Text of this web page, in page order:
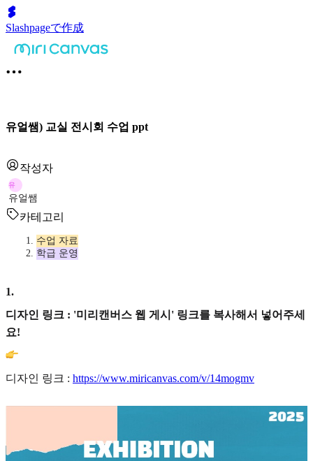
Slashpageで作成
유얼쌤) 교실 전시회 수업 ppt
작성자
유
유얼쌤
카테고리
수업 자료
학급 운영
1.
디자인 링크 : '미리캔버스 웹 게시' 링크를 복사해서 넣어주세
요!
디자인 링크 : https://www.miricanvas.com/v/14mogmv